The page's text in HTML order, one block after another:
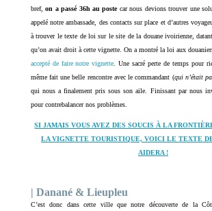
bref,on a passé 36h au postecar nous devions trouver une
appelé notre ambassade, des contacts sur place et d’autres
à trouver le texte de loi sur le site de la douane ivoirienne,
qu’on avait droit à cette vignette. On a montré la loi aux
accepté de faire notre vignette . Une sacré perte de temps pour
même fait une belle rencontre avec le commandant (qui n’était
qui nous a finalement pris sous son aile. Finissant par nous
pour contrebalancer nos problèmes.
SI JAMAIS VOUS AVEZ DES SOUCIS À LA
LA VIGNETTE TOURISTIQUE, VOICI LE TEXTE
AIDERA !
| Danané & Lieupleu
C’est donc dans cette ville que notre découverte de la